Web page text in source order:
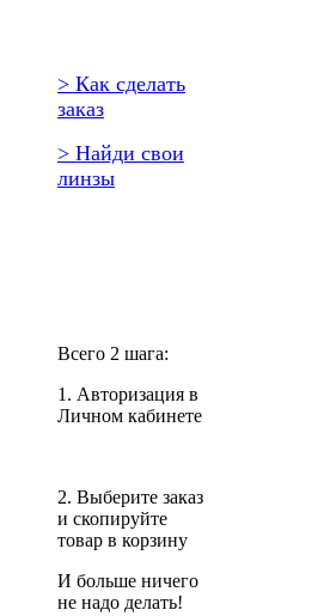
> Как сделать
заказ
> Найди свои
линзы
Всего 2 шага:
1. Авторизация в
Личном кабинете
2. Выберите заказ
и скопируйте
товар в корзину
И больше ничего
не надо делать!